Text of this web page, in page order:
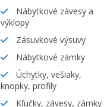
Nábytkové závesy a
výklopy
Zásuvkové výsuvy
Nábytkové zámky
Úchytky, vešiaky,
knopky, profily
Kľučky, závesy, zámky